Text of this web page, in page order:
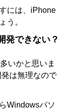
には、iPhone
う。
発できない？
いかと思いま
は無理なので
Windowsパソ